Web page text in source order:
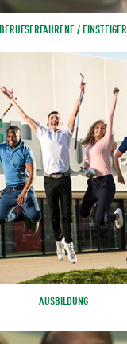
BERUFSERFAHRENE / EINSTEIGER
AUSBILDUNG